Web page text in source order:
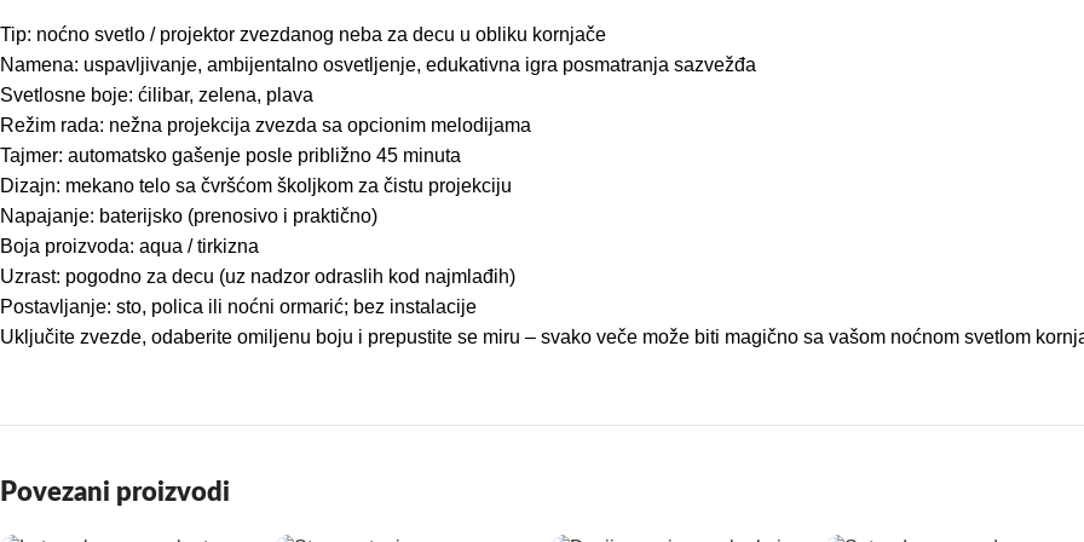
Tip: noćno svetlo / projektor zvezdanog neba za decu u obliku kornjače
Namena: uspavljivanje, ambijentalno osvetljenje, edukativna igra posmatranja sazvežđa
Svetlosne boje: ćilibar, zelena, plava
Režim rada: nežna projekcija zvezda sa opcionim melodijama
Tajmer: automatsko gašenje posle približno 45 minuta
Dizajn: mekano telo sa čvršćom školjkom za čistu projekciju
Napajanje: baterijsko (prenosivo i praktično)
Boja proizvoda: aqua / tirkizna
Uzrast: pogodno za decu (uz nadzor odraslih kod najmlađih)
Postavljanje: sto, polica ili noćni ormarić; bez instalacije
Uključite zvezde, odaberite omiljenu boju i prepustite se miru – svako veče može biti magično sa vašom noćnom svetlom
Povezani proizvodi